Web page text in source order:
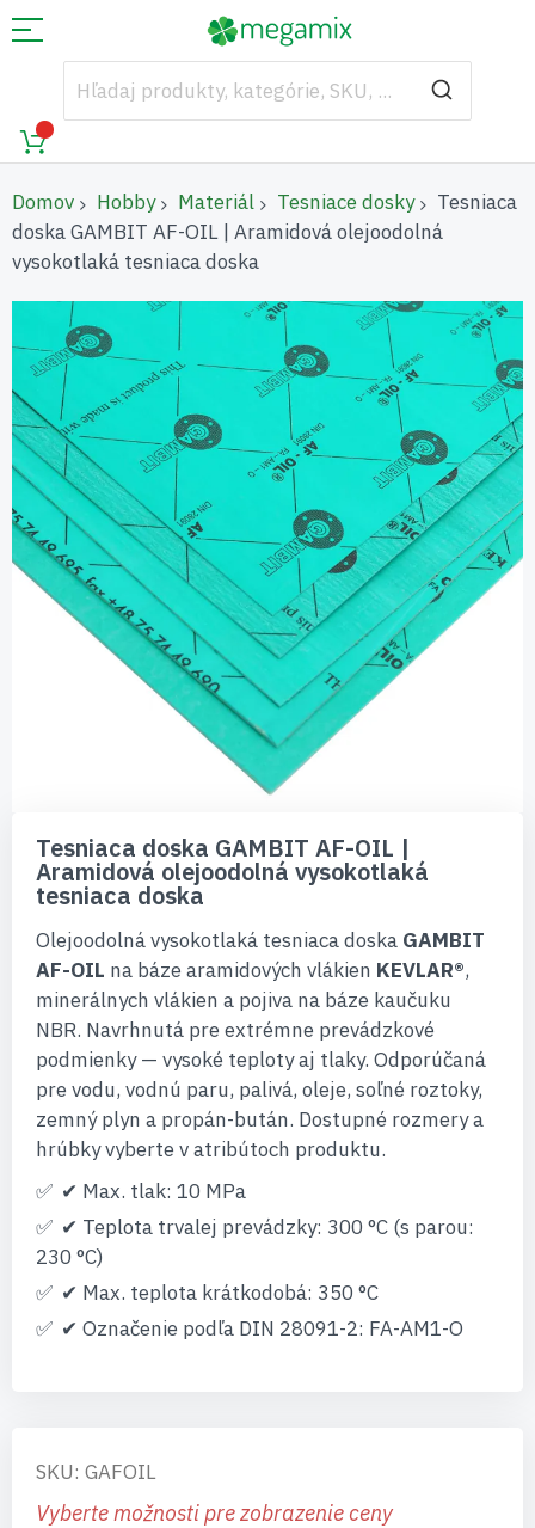
Domov Hobby Materiál Tesniace dosky
Tesniaca
doska GAMBIT AF-OIL | Aramidová olejoodolná
vysokotlaká tesniaca doska
Preskočiť
koniec
galérie
obrázkov
začiatok
galérie
obrázkov
Tesniaca doska GAMBIT AF-OIL |
Aramidová olejoodolná vysokotlaká
tesniaca doska
Olejoodolná vysokotlaká tesniaca doska GAMBIT
AF-OIL na báze aramidových vlákien KEVLAR®,
minerálnych vlákien a pojiva na báze kaučuku
NBR. Navrhnutá pre extrémne prevádzkové
podmienky — vysoké teploty aj tlaky. Odporúčaná
pre vodu, vodnú paru, palivá, oleje, soľné roztoky,
zemný plyn a propán-bután. Dostupné rozmery a
hrúbky vyberte v atribútoch produktu.
✔ Max. tlak: 10 MPa
✔ Teplota trvalej prevádzky: 300 °C (s parou:
230 °C)
✔ Max. teplota krátkodobá: 350 °C
✔ Označenie podľa DIN 28091-2: FA-AM1-O
SKU: GAFOIL
Vyberte možnosti pre zobrazenie ceny